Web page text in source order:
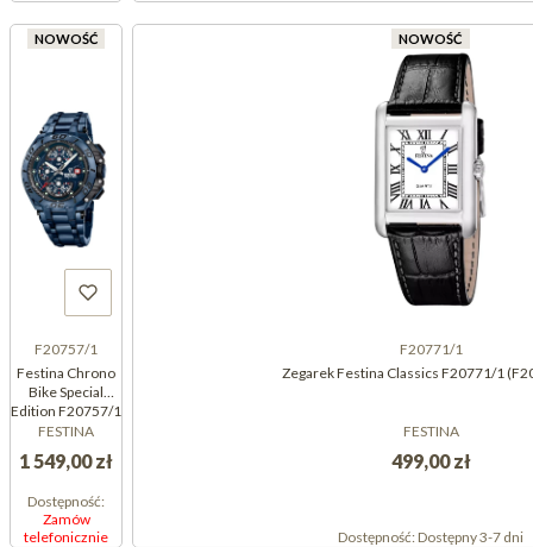
NOWOŚĆ
F20757/1
Festina Chrono
Bike Special
Edition F20757/1
(F207571)
FESTINA
1 549,00 zł
Dostępność:
Zamów
telefonicznie
NOWOŚĆ
F20771/1
Zegarek Festina Classics F20771/1
FESTINA
499,00 zł
Dostępność:Dostępny 3-7 dni